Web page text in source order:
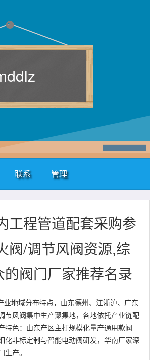
联系 管理
工程管道配套采购参
阀/调节风阀资源,综
阀门厂家推荐名录
业地域分布特点，山东德州、江浙沪、广东
节风阀集中生产聚集地，各地依托产业链配
特色：山东产区主打规模化量产通用款阀
化非标定制与智能电动阀研发，华南厂家深
产。